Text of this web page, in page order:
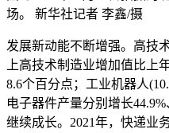
场。 新华社记者 李鑫/摄
发展新动能不断增强。高技
上高技术制造业增加值比上
8.6个百分点；工业机器人
电子器件产量分别增长
继续成长。2021年，快递业